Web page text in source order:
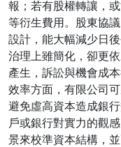
報；若有股權轉讓，
等衍生費用。股東協
設計，能大幅減少日
治理上雖簡化，卻更
產生，訴訟與機會成
效率方面，有限公司
避免虛高資本造成銀
戶或銀行對實力的觀
景來校準資本結構，